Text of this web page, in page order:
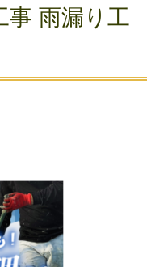
事 雨漏り工